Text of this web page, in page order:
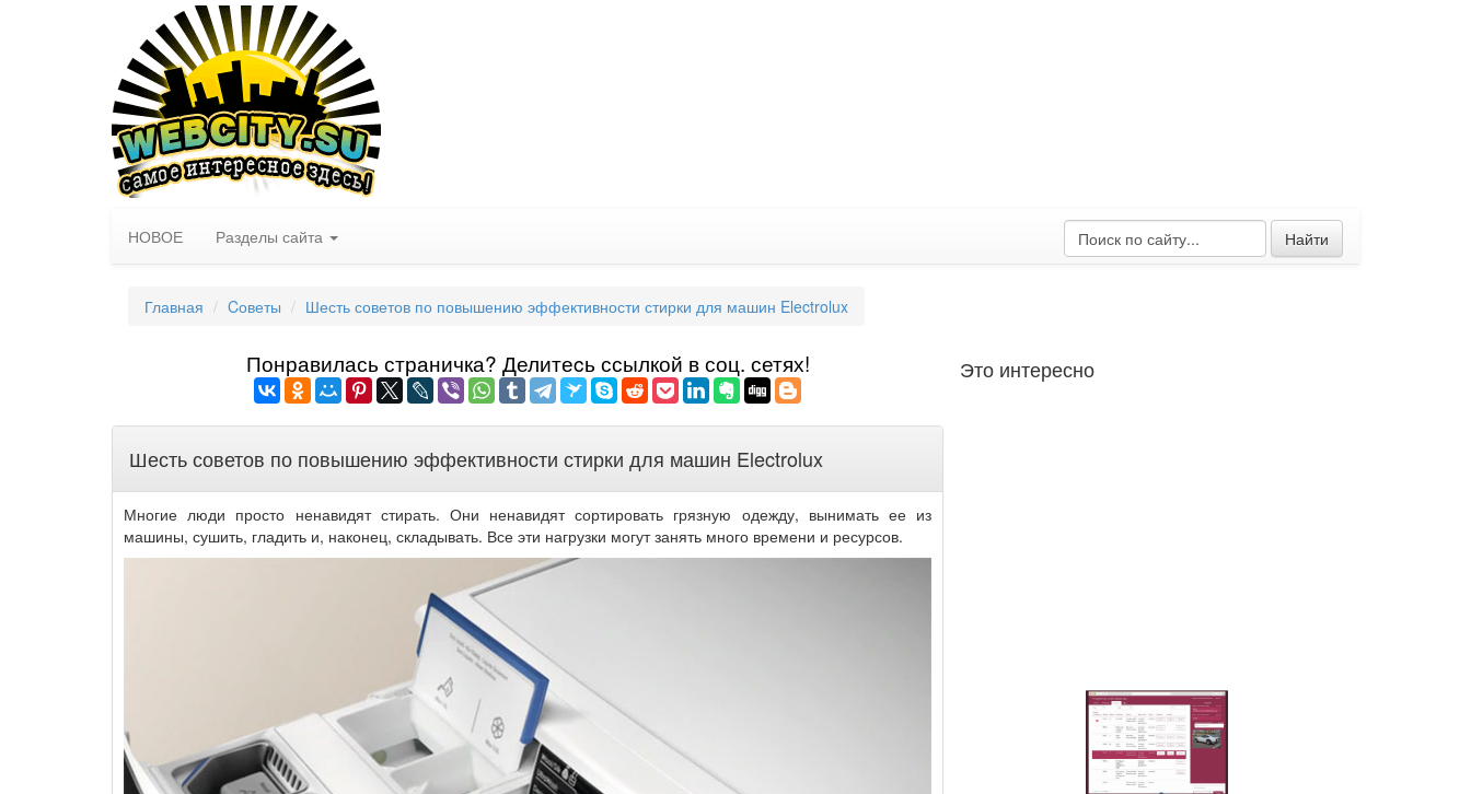
НОВОЕ Разделы сайта Найти
Главная Cоветы Шесть советов по повышению эффективности стирки для машин Electrolux
Понравилась страничка? Делитеcь ссылкой в соц. сетях!
Шесть советов по повышению эффективности стирки для машин Electrolux
Многие люди просто ненавидят стирать. Они ненавидят сортировать грязную одежду, вынимать ее из
машины, сушить, гладить и, наконец, складывать. Все эти нагрузки могут занять много времени и ресурсов.
Это интересно